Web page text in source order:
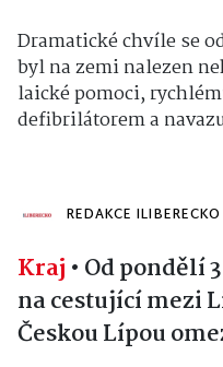
Dramatické chvíle se
byl na zemi nalezen
laické pomoci,
defibrilátorem a
REDAKCE ILIBERECKO
Kraj • Od pondělí
na cestující mezi
Českou Lípou